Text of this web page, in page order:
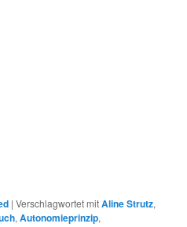
|Verschlagwortet mitAline Strutz,
,Autonomieprinzip,